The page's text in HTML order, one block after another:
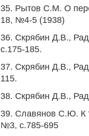
35. Рытов С.М. О
18, №4-5 (1938)
36. Скрябин Д.В.,
с.175-185.
37. Скрябин Д.В.,
115.
38. Скрябин Д.В.,
39. Славянов С.Ю. К
№3, с.785-695